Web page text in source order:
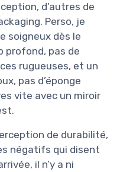
d’autres de
Perso, je
soigneux dès le
profond, pas de
rugueuses, et un
pas d’éponge
vite avec un miroir
de durabilité,
négatifs qui disent
il n’y a ni